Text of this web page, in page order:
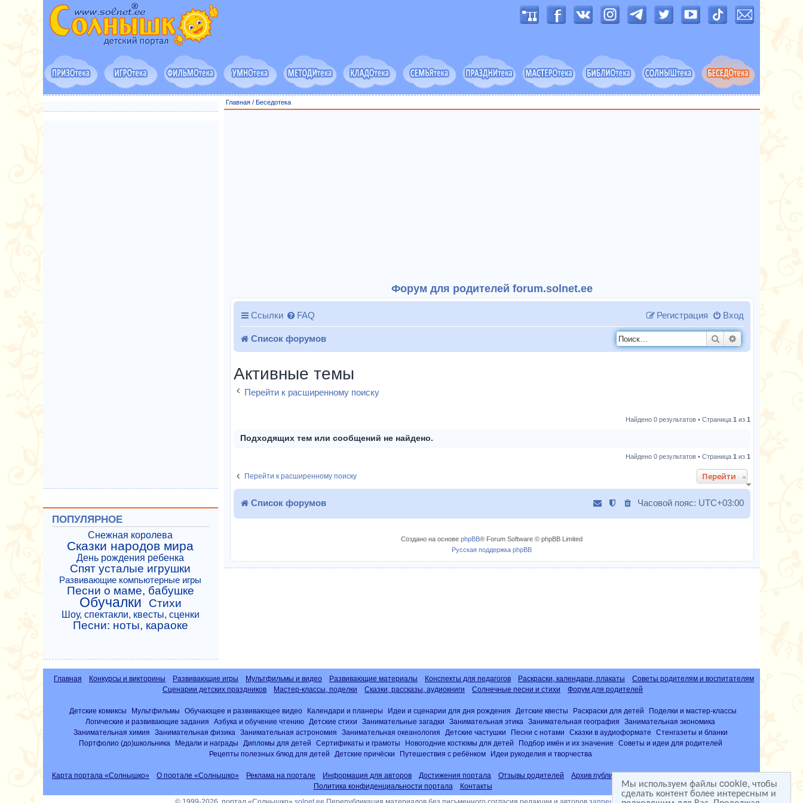
Мы используем файлы cookie, чтобы
сделать контент более интересным и
Главная/ Беседотека
Форум для родителей forum.solnet.ee
Ссылки FAQ Вход
Регистрация
Список форумов Поиск
Активные темы
Перейти к расширенному поиску
Найдено 0 результатов • Страница 1 из 1
Подходящих тем или сообщений не найдено.
Найдено 0 результатов • Страница 1 из 1
Перейти к расширенному поиску Перейти
Список форумов Часовой пояс: UTC+03:00
Создано на основеphpBB® Forum Software © phpBB Limited
Русская поддержка phpBB
ПОПУЛЯРНОЕ
Снежная королева
Сказки народов мира
День рождения ребенка
Спят усталые игрушки
Развивающие компьютерные игры
Песни о маме, бабушке
Обучалки Стихи
Шоу, спектакли, квесты, сценки
Песни: ноты, караоке
Главная Конкурсы и викторины Развивающие игры Мультфильмы и видео Развивающие материалы Конспекты для педагогов Раскраски, календари, плакаты
Советы родителям и воспитателям
Сценарии детских праздников
Мастер-классы, поделки Сказки, рассказы, аудиокниги Солнечные песни и стихи Форум для родителей
Детские комиксы Мультфильмы Обучающее и развивающее видео Календари и планеры Идеи и сценарии для дня рождения Детские квесты Раскраски для детей
Поделки и мастер-классы
Логические и развивающие задания
Азбука и обучение чтению Детские стихи Занимательные загадки Занимательная этика Занимательная география
Занимательная экономика
Занимательная химия
Занимательная физика Занимательная астрономия Занимательная океанология Детские частушки Песни с нотами Сказки в аудиоформате
Стенгазеты и бланки
Портфолио (до)школьника
Медали и награды Дипломы для детей Сертификаты и грамоты Новогодние костюмы для детей Подбор имён и их значение
Советы и идеи для родителей
Рецепты полезных блюд для детей
Детские причёски Путешествия с ребёнком Идеи рукоделия и творчества
Карта портала «Солнышко» О портале «Солнышко» Реклама на портале Информация для авторов Достижения портала Отзывы родителей Архив публикаций
Политика конфиденциальности портала
Контакты